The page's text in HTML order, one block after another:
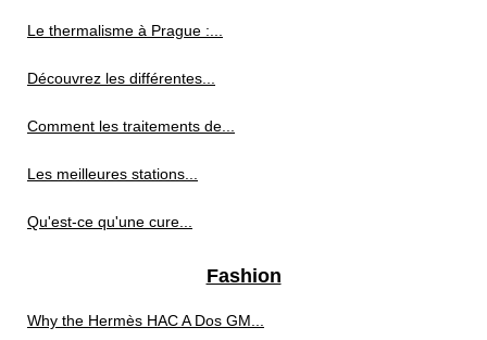
Le thermalisme à Prague :...
Découvrez les différentes...
Comment les traitements de...
Les meilleures stations...
Qu'est-ce qu'une cure...
Fashion
Why the Hermès HAC A Dos GM...